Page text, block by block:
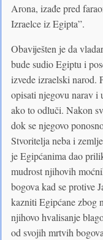
Arona, izađe pred
Izraelce iz Egipta”.
Obaviješten je da
bude sudio Egiptu i
izvede izraelski narod.
opisati njegovu narav i
ako to odluči. Nakon
dok se njegovo
Stvoritelja neba i
je Egipćanima dao
mudrost njihovih
bogova kad se protive
kazniti Egipćane zbog
njihovo hvalisanje
od svojih mrtvih